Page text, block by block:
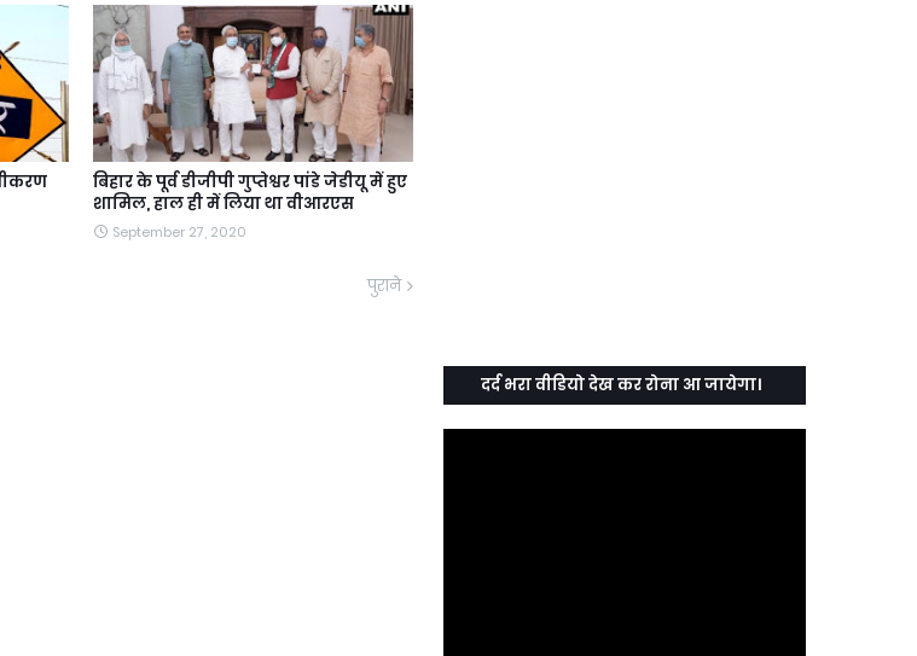
बिहार के पूर्व डीजीपी गुप्तेश्वर पांडे जेडीयू में हुए
शामिल, हाल ही में लिया था वीआरएस
September 27, 2020
पुराने
दर्द भरा वीडियो देख कर रोना आ जायेगा।